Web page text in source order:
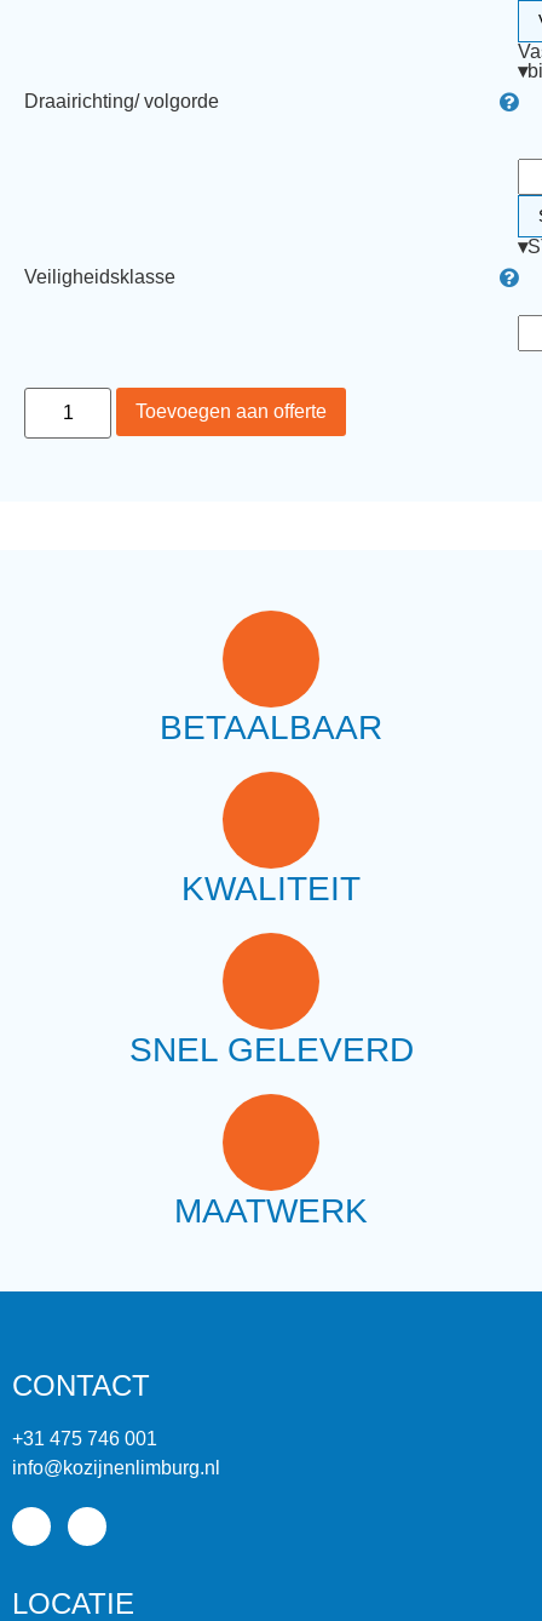
Draairichting/ volgorde
▾
Veiligheidsklasse
▾
Toevoegen aan offerte
BETAALBAAR
KWALITEIT
SNEL GELEVERD
MAATWERK
CONTACT
+31 475 746 001
info@kozijnenlimburg.nl
LOCATIE